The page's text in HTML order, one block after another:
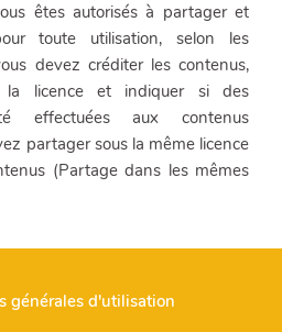
êtes autorisés à partager et
toute utilisation, selon les
devez créditer les contenus,
licence et indiquer si des
effectuées aux contenus
partager sous la même licence
(Partage dans les mêmes
générales d'utilisation